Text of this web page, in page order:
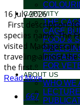
CAPTIVITY
THE
CAGE
FOOD &
FOR
ABOUT US
WHO WE
16 July 2026
First description:
species name: The
visited Madagascar
traveling almost
the first...
Read More
667